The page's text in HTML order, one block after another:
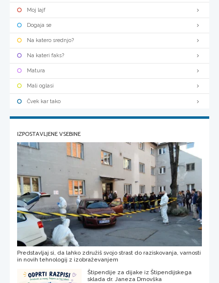
Moj lajf
Dogaja se
Na katero srednjo?
Na kateri faks?
Matura
Mali oglasi
Čvek kar tako
IZPOSTAVLJENE VSEBINE
Predstavljaj si, da lahko združiš svojo strast do raziskovanja, varnosti
in novih tehnologij z izobraževanjem
Štipendije za dijake iz Štipendijskega
sklada dr. Janeza Drnovška